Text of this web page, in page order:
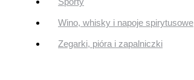
Wino, whisky i napoje spirytusowe
Zegarki, pióra i zapalniczki